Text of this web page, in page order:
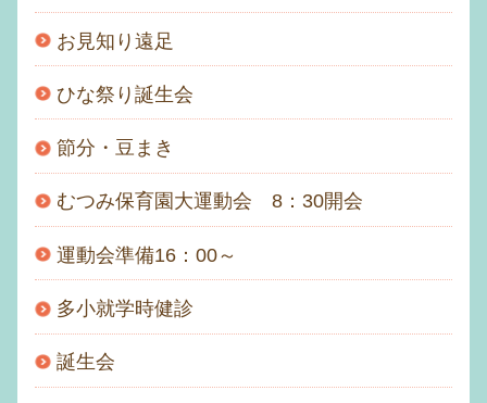
お見知り遠足
ひな祭り誕生会
節分・豆まき
むつみ保育園大運動会 8：30開会
運動会準備16：00～
多小就学時健診
誕生会